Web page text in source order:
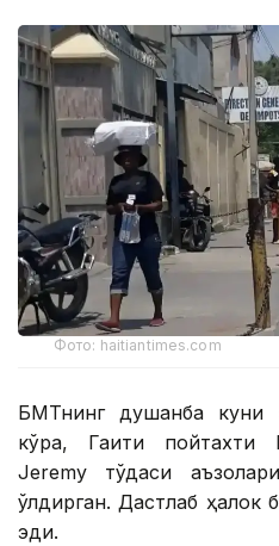
Фото: haitiantimes.com
БМТнинг душанба куни
кўра, Гаити пойтахти
Jeremy тўдаси
ўлдирган. Дастлаб ҳалок
эди.